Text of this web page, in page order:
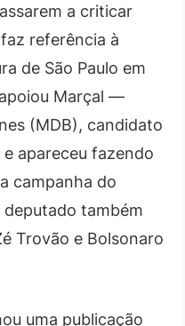
a criticar
referência à
de São Paulo em
Marçal —
(MDB), candidato
apareceu fazendo
campanha do
também
Trovão e Bolsonaro
uma publicação